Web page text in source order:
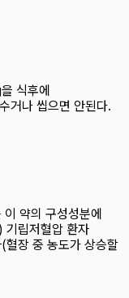
식후에
거나 씹으면 안된다.
약의 구성성분에
기립저혈압 환자
장 중 농도가 상승할